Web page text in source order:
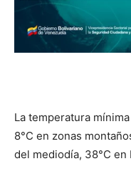
La temperatura
8°C en zonas
del mediodía, 38°C en